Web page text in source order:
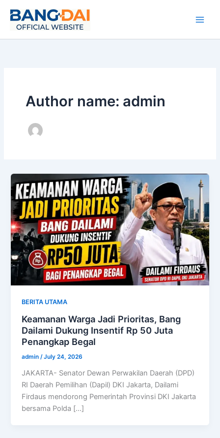
content
Author name: admin
BERITA UTAMA
Keamanan Warga Jadi Prioritas, Bang
Dailami Dukung Insentif Rp 50 Juta
Penangkap Begal
admin/July 24, 2026
JAKARTA- Senator Dewan Perwakilan Daerah (DPD)
RI Daerah Pemilihan (Dapil) DKI Jakarta, Dailami
Firdaus mendorong Pemerintah Provinsi DKI Jakarta
bersama Polda […]